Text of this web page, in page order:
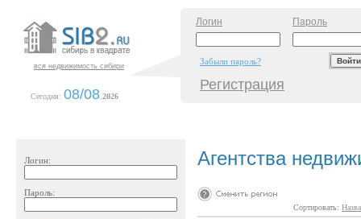
вся недвижимость сибири
Сегодня: 08/08 2026
Логин Пароль
Забыли пароль?
Регистрация
Логин:
Пароль:
Агентства
Сортировать: